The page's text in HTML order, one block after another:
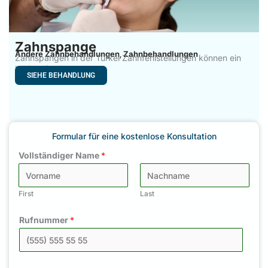
Zahnspange
Andere Zahnbehandlungen,Zahnbehandlungen
Zahnspangen in der Türkei Zahnfehlstellungen können ein
breites Spektrum an
SIEHE BEHANDLUNG
Formular für eine kostenlose Konsultation
Vollständiger Name *
First Last
Rufnummer *